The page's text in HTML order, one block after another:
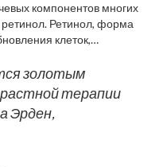
поддержание
упругость и эластичность
синтезу
кожу упругой и гладкой.
компонентов многих
ретинол. Ретинол, форма
клеток,
выравниванию тона кожи.
аккуратности, так как
применяется
начинать с низкой
золотым
терапии
Эрден,